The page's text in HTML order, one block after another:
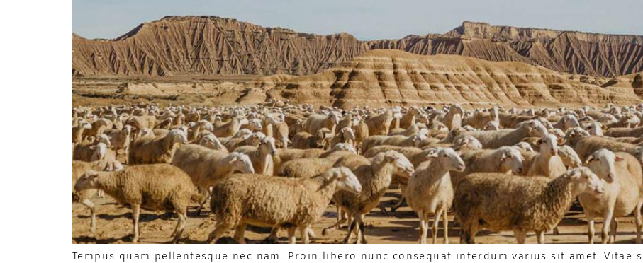
Tempus quam pellentesque nec nam. Proin libero nunc consequat interdum varius sit amet. Vitae